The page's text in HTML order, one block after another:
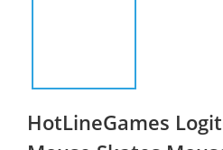
HotLineGames